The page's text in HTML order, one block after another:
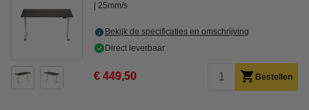
25mm/s
Bekijk de specificaties en omschrijving
Direct leverbaar
€ 449,50 Bestellen